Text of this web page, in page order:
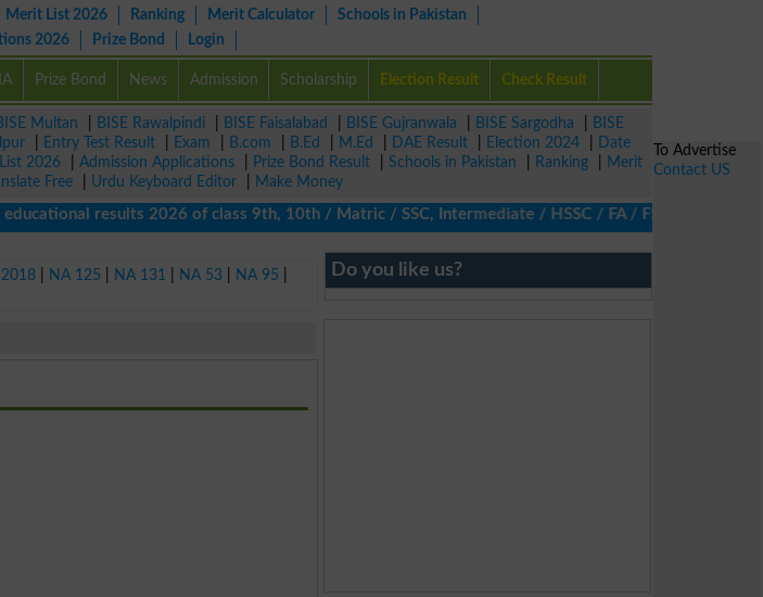
Merit List 2026 Ranking Merit Calculator
Schools in Pakistan
2026 Prize Bond Login
Prize Bond News Admission Scholarship Election Result Check Result
Multan BISE Rawalpindi BISE Faisalabad BISE Gujranwala BISE Sargodha
BISE
Entry Test Result Exam B.com B.Ed M.Ed DAE Result Election 2024
Date
2026 Admission Applications Prize Bond Result Schools in Pakistan Ranking
Merit
Free Urdu Keyboard Editor
Make Money
results 2026 of class 9th, 10th / Matric / SSC, Intermediate / HSSC / FA / FSc / Inter, 5th /
NA 125 NA 131 NA 53 NA 95 Do you like us?
To Advertise
Contact US